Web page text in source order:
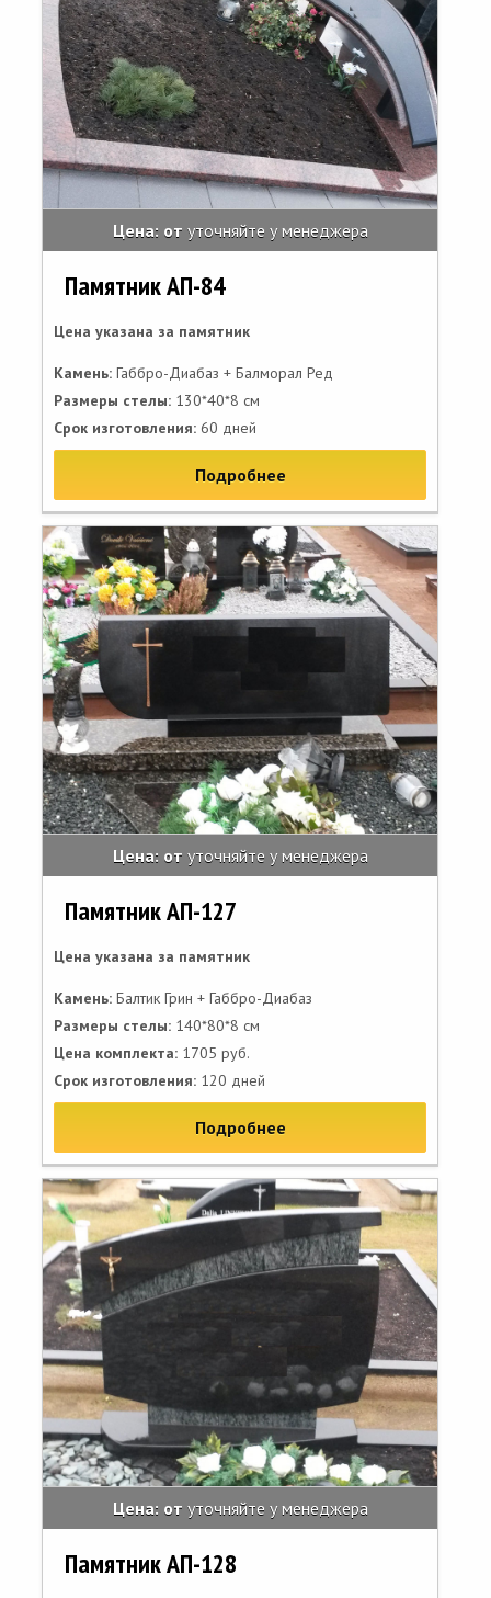
Цена: от уточняйте у менеджера
Памятник АП-84
Цена указана за памятник
Камень: Габбро-Диабаз + Балморал Ред
Размеры стелы: 130*40*8 см
Срок изготовления: 60 дней
Подробнее
Цена: от уточняйте у менеджера
Памятник АП-127
Цена указана за памятник
Камень: Балтик Грин + Габбро-Диабаз
Размеры стелы: 140*80*8 см
Цена комплекта: 1705 руб.
Срок изготовления: 120 дней
Подробнее
Цена: от уточняйте у менеджера
Памятник АП-128